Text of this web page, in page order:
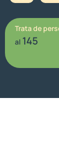
Trata de
al 145